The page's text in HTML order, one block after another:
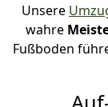
Unsere
wahre
Fußboden